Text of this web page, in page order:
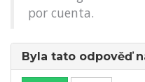
por cuenta.
Byla tato odpověď